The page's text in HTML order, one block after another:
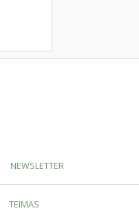
NEWSLETTER
TEIMAS